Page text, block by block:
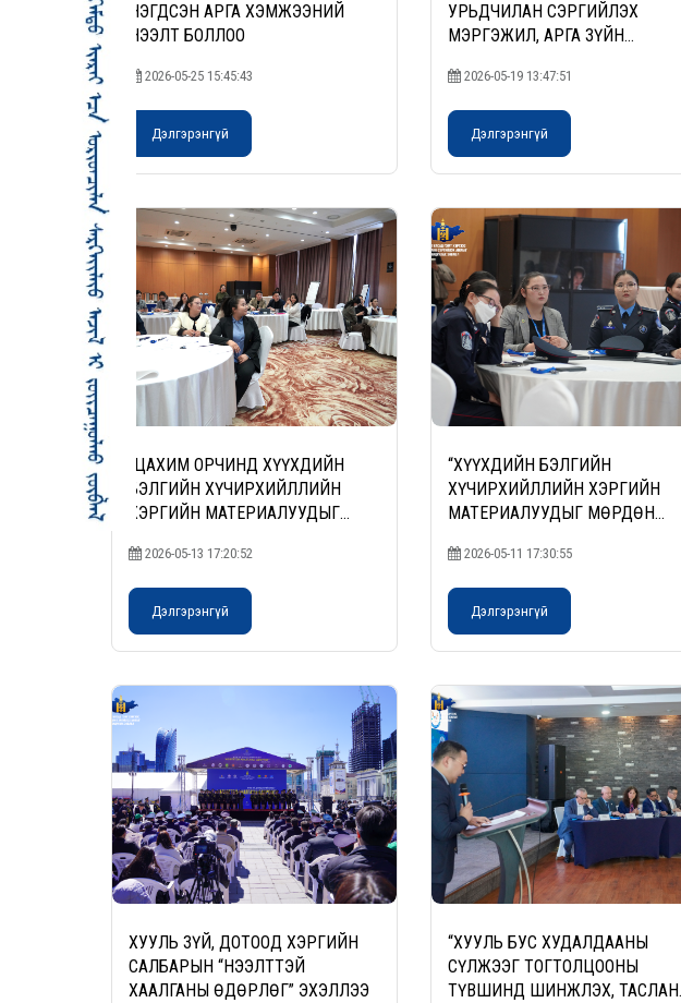
НЭГДСЭН АРГА ХЭМЖЭЭНИЙ
НЭЭЛТ БОЛЛОО
2026-05-25 15:45:43
Дэлгэрэнгүй
УРЬДЧИЛАН СЭРГИЙЛЭХ
МЭРГЭЖИЛ, АРГА ЗҮЙН
2026-05-19 13:47:51
Дэлгэрэнгүй
“ЦАХИМ ОРЧИНД ХҮҮХДИЙН
БЭЛГИЙН ХҮЧИРХИЙЛЛИЙН
ХЭРГИЙН МАТЕРИАЛУУДЫГ
СУРГАГЧ БАГШ БЭЛТГЭХ
СУРГАЛТ” АМЖИЛТТАЙ ЗОХИОН
БАЙГУУЛАГДЛАА
2026-05-13 17:20:52
Дэлгэрэнгүй
“ХҮҮХДИЙН БЭЛГИЙН
ХҮЧИРХИЙЛЛИЙН ХЭРГИЙН
МАТЕРИАЛУУДЫГ МӨРДӨН
БАГШ БЭЛТГЭХ СУРГАЛТ” БОЛЖ
БАЙНА
2026-05-11 17:30:55
Дэлгэрэнгүй
ХУУЛЬ ЗҮЙ, ДОТООД ХЭРГИЙН
САЛБАРЫН “НЭЭЛТТЭЙ
ХААЛГАНЫ ӨДӨРЛӨГ” ЭХЭЛЛЭЭ
“ХУУЛЬ БУС ХУДАЛДААНЫ
СҮЛЖЭЭГ ТОГТОЛЦООНЫ
ТҮВШИНД ШИНЖЛЭХ, ТАСЛАН